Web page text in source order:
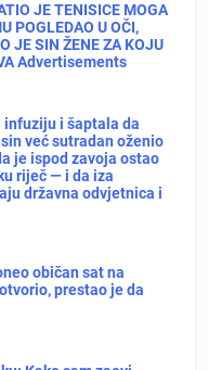
JE TENISICE MOGA
POGLEDAO U OČI,
JE SIN ŽENE ZA KOJU
Advertisements
infuziju i šaptala da
već sutradan oženio
je ispod zavoja ostao
riječ — i da iza
državna odvjetnica i
običan sat na
prestao je da